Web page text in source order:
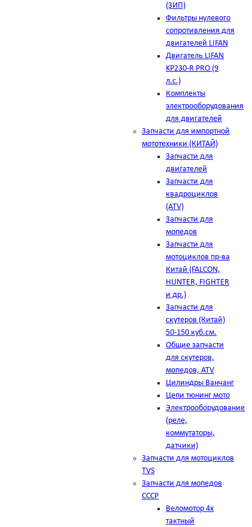
(ЗИП)
Фильтры нулевого
сопротивления для
двигателей LIFAN
Двигатель LIFAN
KP230-R PRO (9
л.с.)
Комплекты
электрооборудования
для двигателей
Запчасти для импортной
мототехники (КИТАЙ)
Запчасти для
двигателей
Запчасти для
квадроциклов
(ATV)
Запчасти для
мопедов
Запчасти для
мотоциклов пр-ва
Китай (FALCON,
HUNTER, FIGHTER
и др.)
Запчасти для
скутеров (Китай)
50-150 куб.см.
Общие запчасти
для скутеров,
мопедов, ATV
Цилиндры Ванчанг
Цепи тюнинг мото
Электрооборудование
(реле,
коммутаторы,
датчики)
Запчасти для мотоциклов
TVS
Запчасти для мопедов
СССР
Веломотор 4х
тактный